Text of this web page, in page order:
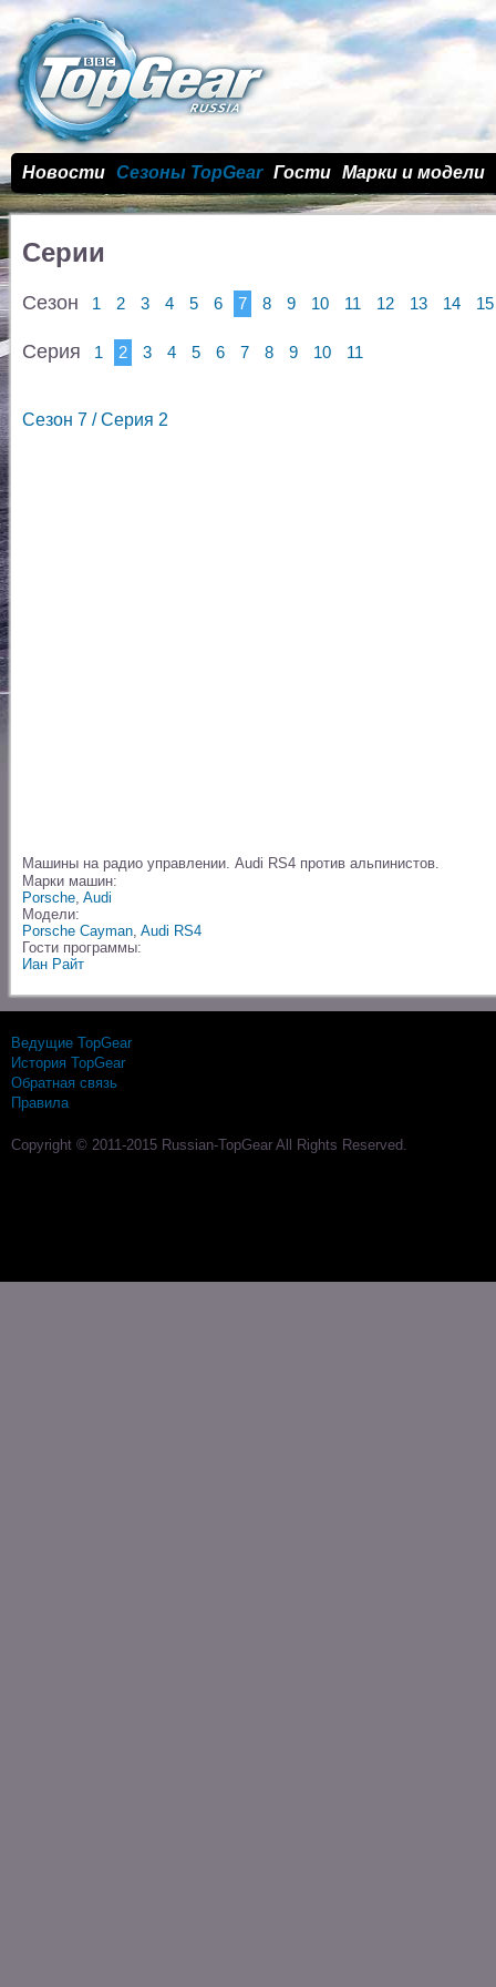
Новости Сезоны TopGear Гости Марки и модели
Серии
Сезон 1 2 3 4 5 6 7 8 9 10 11 12 13 14 15
Серия 1 2 3 4 5 6 7 8 9 10 11
Сезон 7 / Cерия 2
Машины на радио управлении. Audi RS4 против альпинистов.
Марки машин:
Porsche, Audi
Модели:
Porsche Cayman, Audi RS4
Гости программы:
Иан Райт
Ведущие TopGear
История TopGear
Обратная связь
Правила
Copyright © 2011-2015 Russian-TopGear All Rights Reserved.